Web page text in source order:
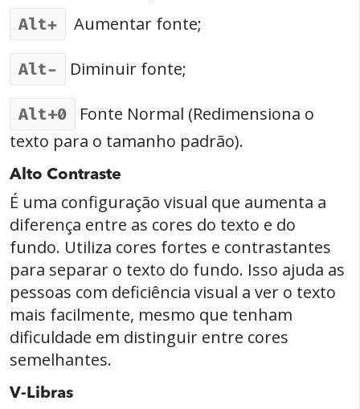
Alt+ Aumentar fonte;
Alt- Diminuir fonte;
Alt+0
Fonte Normal (Redimensiona o
texto para o tamanho padrão).
Alto Contraste
É uma configuração visual que aumenta a
diferença entre as cores do texto e do
fundo. Utiliza cores fortes e contrastantes
para separar o texto do fundo. Isso ajuda as
pessoas com deficiência visual a ver o texto
mais facilmente, mesmo que tenham
dificuldade em distinguir entre cores
semelhantes.
V-Libras